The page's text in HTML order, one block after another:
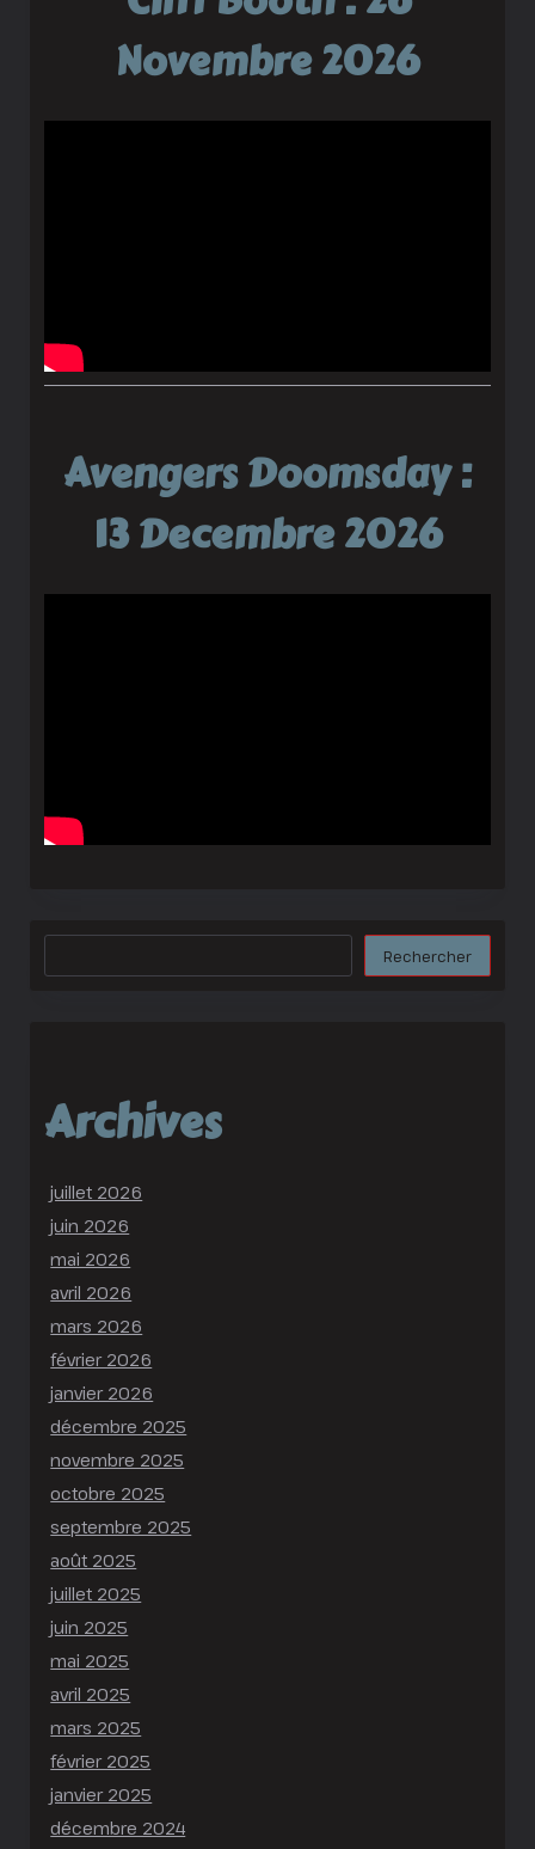
Novembre 2026
Avengers Doomsday :
13 Decembre 2026
Rechercher Rechercher
Archives
juillet 2026
juin 2026
mai 2026
avril 2026
mars 2026
février 2026
janvier 2026
décembre 2025
novembre 2025
octobre 2025
septembre 2025
août 2025
juillet 2025
juin 2025
mai 2025
avril 2025
mars 2025
février 2025
janvier 2025
décembre 2024